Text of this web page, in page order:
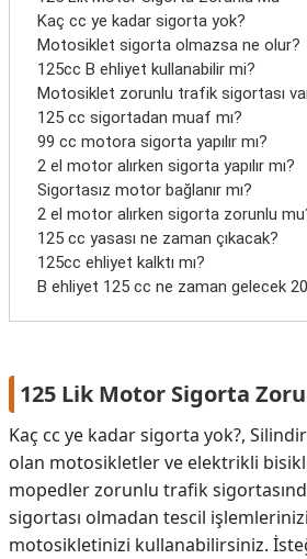
Kaç cc ye kadar sigorta yok?
Motosiklet sigorta olmazsa ne olur?
125cc B ehliyet kullanabilir mi?
Motosiklet zorunlu trafik sigortası
125 cc sigortadan muaf mı?
99 cc motora sigorta yapılır mı?
2 el motor alırken sigorta yapılır mı?
Sigortasız motor bağlanır mı?
2 el motor alırken sigorta zorunlu
125 cc yasası ne zaman çıkacak?
125cc ehliyet kalktı mı?
B ehliyet 125 cc ne zaman gelecek
125 Lik Motor Sigorta
Kaç cc ye kadar sigorta yok?,
olan motosikletler ve elektrikli
mopedler zorunlu trafik
sigortası olmadan tescil
motosikletinizi kullanabilirsiniz.